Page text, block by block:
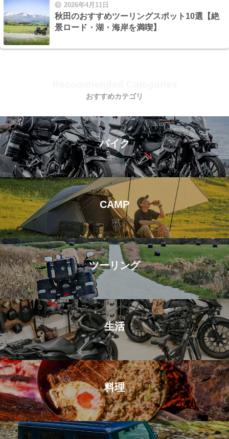
2026年4月11日
秋田のおすすめツーリングスポット10選【絶
景ロード・湖・海岸を満喫】
おすすめカテゴリ
バイク
CAMP
ツーリング
生活
料理